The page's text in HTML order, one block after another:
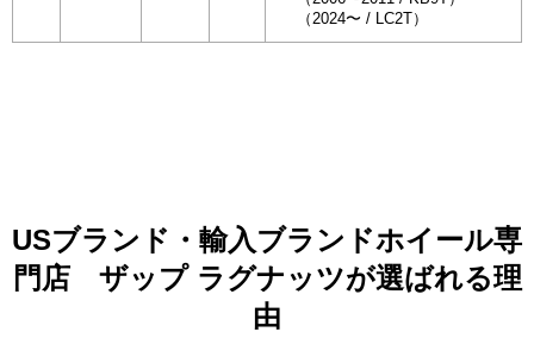
（2024〜 / LC2T）
USブランド・輸入ブランドホイール専
門店 ザップ ラグナッツが選ばれる理
由